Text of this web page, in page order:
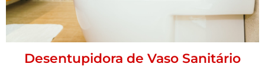
Desentupidora de Vaso Sanitário